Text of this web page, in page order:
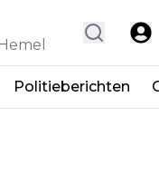
Politieberichten